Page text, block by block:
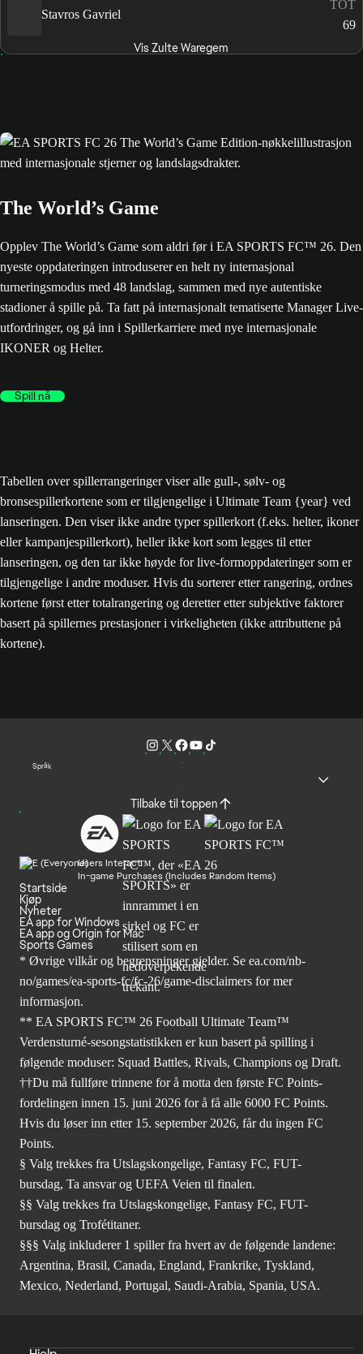
Stavros Gavriel
TOT
69
Vis Zulte Waregem
The World’s Game
Opplev The World’s Game som aldri før i EA SPORTS FC™ 26. Den
nyeste oppdateringen introduserer en helt ny internasjonal
turneringsmodus med 48 landslag, sammen med nye autentiske
stadioner å spille på. Ta fatt på internasjonalt tematiserte Manager Live-
utfordringer, og gå inn i Spillerkarriere med nye internasjonale
IKONER og Helter.
Spill nå
Tabellen over spillerrangeringer viser alle gull-, sølv- og
bronsespillerkortene som er tilgjengelige i Ultimate Team {year} ved
lanseringen. Den viser ikke andre typer spillerkort (f.eks. helter, ikoner
eller kampanjespillerkort), heller ikke kort som legges til etter
lanseringen, og den tar ikke høyde for live-formoppdateringer som er
tilgjengelige i andre moduser. Hvis du sorterer etter rangering, ordnes
kortene først etter totalrangering og deretter etter subjektive faktorer
basert på spillernes prestasjoner i virkeligheten (ikke attributtene på
kortene).
Språk
Tilbake til toppen
Users Interact
In-game Purchases (Includes Random Items)
Startside
Kjøp
Nyheter
EA app for Windows
EA app og Origin for Mac
Sports Games
* Øvrige vilkår og begrensninger gjelder. Se ea.com/nb-
no/games/ea-sports-fc/fc-26/game-disclaimers for mer
informasjon.
** EA SPORTS FC™ 26 Football Ultimate Team™
Verdensturné-sesongstatistikken er kun basert på spilling i
følgende moduser: Squad Battles, Rivals, Champions og Draft.
††Du må fullføre trinnene for å motta den første FC Points-
fordelingen innen 15. juni 2026 for å få alle 6000 FC Points.
Hvis du løser inn etter 15. september 2026, får du ingen FC
Points.
§ Valg trekkes fra Utslagskongelige, Fantasy FC, FUT-
bursdag, Ta ansvar og UEFA Veien til finalen.
§§ Valg trekkes fra Utslagskongelige, Fantasy FC, FUT-
bursdag og Trofétitaner.
§§§ Valg inkluderer 1 spiller fra hvert av de følgende landene:
Argentina, Brasil, Canada, England, Frankrike, Tyskland,
Mexico, Nederland, Portugal, Saudi-Arabia, Spania, USA.